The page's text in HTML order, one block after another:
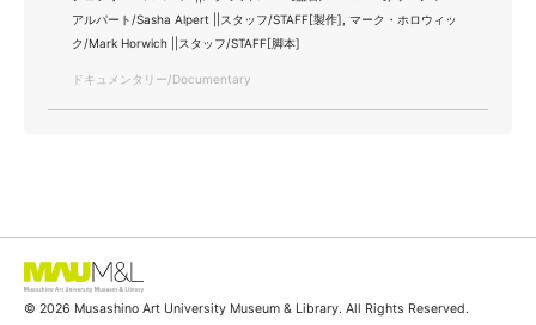
アルパート/Sasha Alpert ||スタッフ/STAFF[製作], マーク・ホロウィッ
ク/Mark Horwich ||スタッフ/STAFF[脚本]
ドキュメンタリー/Documentary
© 2026 Musashino Art University Museum & Library. All Rights Reserved.